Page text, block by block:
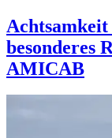
besonderes
AMICAB